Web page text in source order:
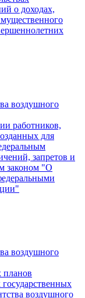
о доходах,
воздушного
работников,
для
запретов и
законом "О
воздушного
планов
воздушного